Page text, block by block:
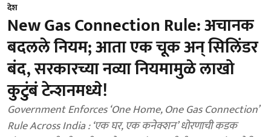
देश
New Gas Connection Rule: अचानक
बदलले नियम; आता एक चूक अन् सिलिंडर
बंद, सरकारच्या नव्या नियमामुळे लाखो
कुटुंबं टेन्शनमध्ये!
Government Enforces ‘One Home, One Gas Connection’
Rule Across India : ‘एक घर, एक कनेक्शन’ धोरणाची कडक